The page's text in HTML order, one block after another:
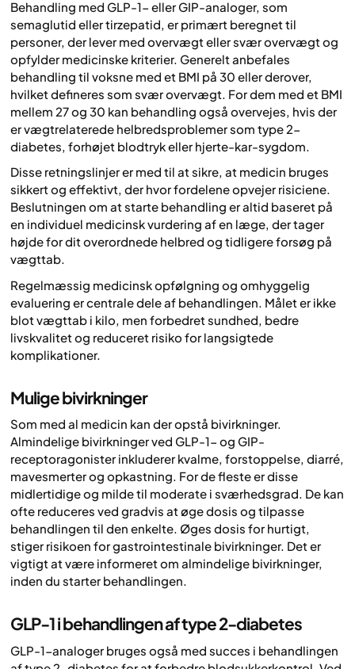
Behandling med GLP-1- eller GIP-analoger, som
semaglutid eller tirzepatid, er primært beregnet til
personer, der lever med overvægt eller svær overvægt og
opfylder medicinske kriterier. Generelt anbefales
behandling til voksne med et BMI på 30 eller derover,
hvilket defineres som svær overvægt. For dem med et BMI
mellem 27 og 30 kan behandling også overvejes, hvis der
er vægtrelaterede helbredsproblemer som type 2-
diabetes, forhøjet blodtryk eller hjerte-kar-sygdom.
Disse retningslinjer er med til at sikre, at medicin bruges
sikkert og effektivt, der hvor fordelene opvejer risiciene.
Beslutningen om at starte behandling er altid baseret på
en individuel medicinsk vurdering af en læge, der tager
højde for dit overordnede helbred og tidligere forsøg på
vægttab.
Regelmæssig medicinsk opfølgning og omhyggelig
evaluering er centrale dele af behandlingen. Målet er ikke
blot vægttab i kilo, men forbedret sundhed, bedre
livskvalitet og reduceret risiko for langsigtede
komplikationer.
Mulige bivirkninger
Som med al medicin kan der opstå bivirkninger.
Almindelige bivirkninger ved GLP-1- og GIP-
receptoragonister inkluderer kvalme, forstoppelse, diarré,
mavesmerter og opkastning. For de fleste er disse
midlertidige og milde til moderate i sværhedsgrad. De kan
ofte reduceres ved gradvis at øge dosis og tilpasse
behandlingen til den enkelte. Øges dosis for hurtigt,
stiger risikoen for gastrointestinale bivirkninger. Det er
vigtigt at være informeret om almindelige bivirkninger,
inden du starter behandlingen.
GLP-1 i behandlingen af type 2-diabetes
GLP-1-analoger bruges også med succes i behandlingen